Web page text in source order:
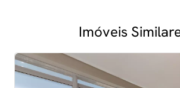
Imóveis
<<<<